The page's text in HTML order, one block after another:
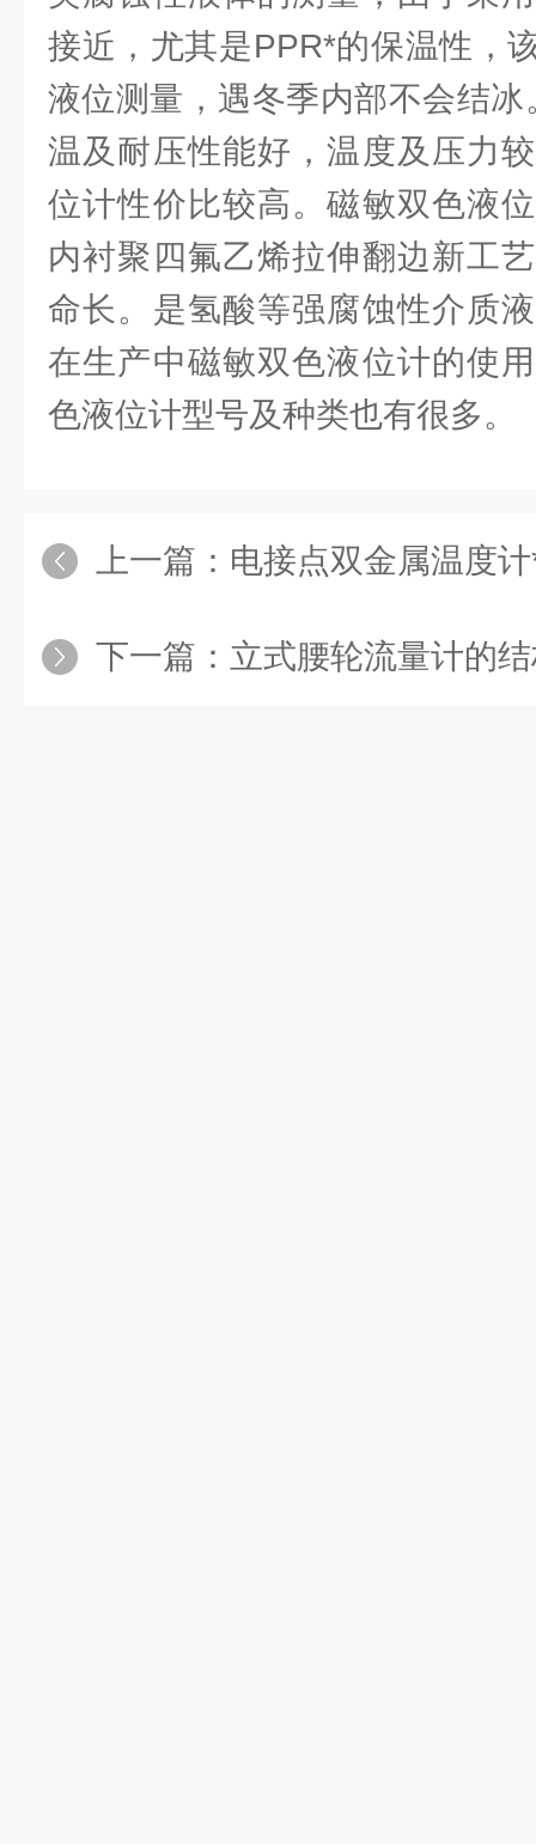
接近，尤其是PPR*的保温性，
液位测量，遇冬季内部不会结
温及耐压性能好，温度及压力
位计性价比较高。磁敏双色液
内衬聚四氟乙烯拉伸翻边新工
命长。是氢酸等强腐蚀性介质
在生产中磁敏双色液位计的使
色液位计型号及种类也有很多。
上一篇： 电接点双金属温度
下一篇： 立式腰轮流量计的